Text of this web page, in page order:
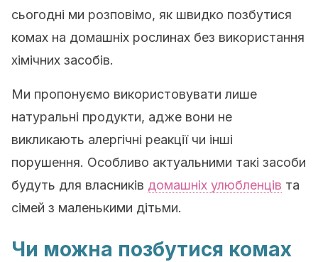
сьогодні ми розповімо, як швидко позбутися
комах на домашніх рослинах без використання
хімічних засобів.
Ми пропонуємо використовувати лише
натуральні продукти, адже вони не
викликають алергічні реакції чи інші
порушення. Особливо актуальними такі засоби
будуть для власників домашніх улюбленців та
сімей з маленькими дітьми.
Чи можна позбутися комах